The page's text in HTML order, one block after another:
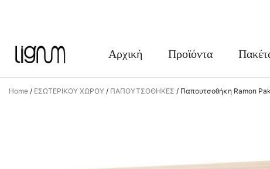
Αρχική Προϊόντα
Home / ΕΣΩΤΕΡΙΚΟΥ ΧΩΡΟΥ / ΠΑΠΟΥΤΣΟΘΗΚΕΣ / Παπουτσοθήκη Ramon